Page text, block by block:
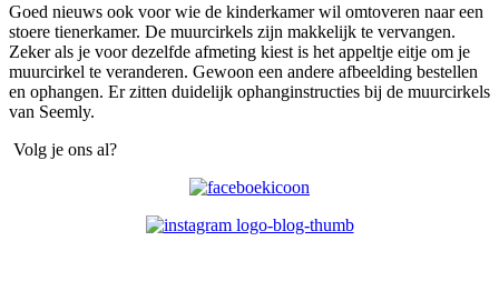
Goed nieuws ook voor wie de kinderkamer wil omtoveren naar een
stoere tienerkamer. De muurcirkels zijn makkelijk te vervangen.
Zeker als je voor dezelfde afmeting kiest is het appeltje eitje om je
muurcirkel te veranderen. Gewoon een andere afbeelding bestellen
en ophangen. Er zitten duidelijk ophanginstructies bij de muurcirkels
van Seemly.
Volg je ons al?